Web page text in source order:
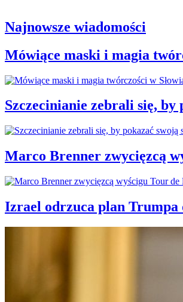
Najnowsze wiadomości
Mówiące maski i magia
Szczecinianie zebrali się,
Marco Brenner zwycięzcą
Izrael odrzuca plan Trumpa